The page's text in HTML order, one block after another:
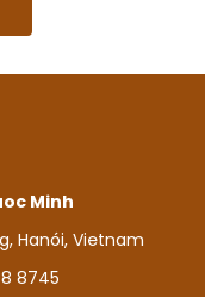
Minh
Hanói, Vietnam
8745